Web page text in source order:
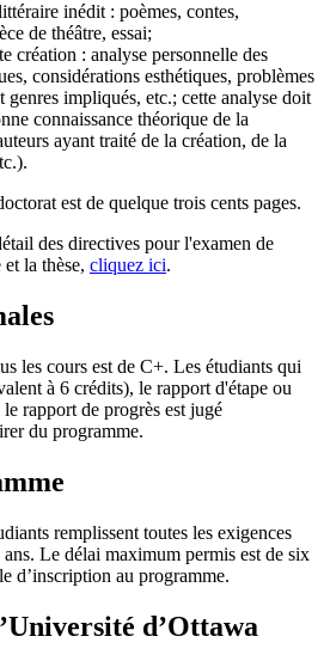
inédit : poèmes, contes,
de théâtre, essai;
création : analyse personnelle des
considérations esthétiques, problèmes
genres impliqués, etc.; cette analyse doit
connaissance théorique de la
ayant traité de la création, de la
est de quelque trois cents pages.
des directives pour l'examen de
la thèse, cliquez ici.
les cours est de C+. Les étudiants qui
à 6 crédits), le rapport d'étape ou
rapport de progrès est jugé
du programme.
remplissent toutes les exigences
Le délai maximum permis est de six
d’inscription au programme.
d’Ottawa